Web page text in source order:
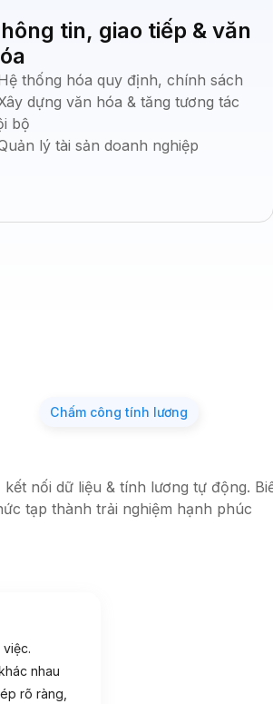
tin, giao tiếp & văn
thống hóa quy định, chính sách
dựng văn hóa & tăng tương tác
bộ
lý tài sản doanh nghiệp
Chấm công tính lương
nối dữ liệu & tính lương tự động.
tạp thành trải nghiệm hạnh phúc
nhau
rõ ràng,